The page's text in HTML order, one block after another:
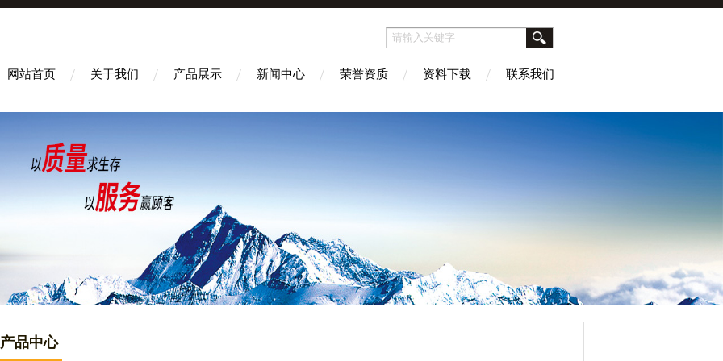
网站首页 关于我们 产品展示 新闻中心 荣誉资质 资料下载 联系我们
产品中心